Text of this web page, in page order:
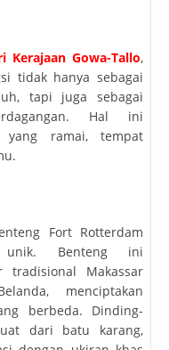
Kerajaan Gowa-Tallo,
tidak hanya sebagai
tapi juga sebagai
Hal ini
yang ramai, tempat
Fort Rotterdam
unik. Benteng ini
tradisional Makassar
menciptakan
berbeda. Dinding-
dari batu karang,